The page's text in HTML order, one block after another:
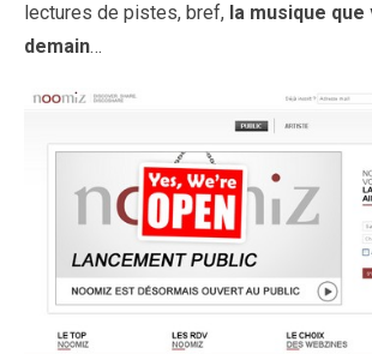
lectures de pistes, bref, la musique
demain…